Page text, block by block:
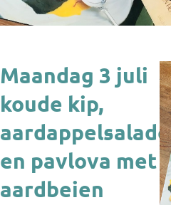
Maandag 3 juli
koude kip,
aardappelsalade
en pavlova met
aardbeien